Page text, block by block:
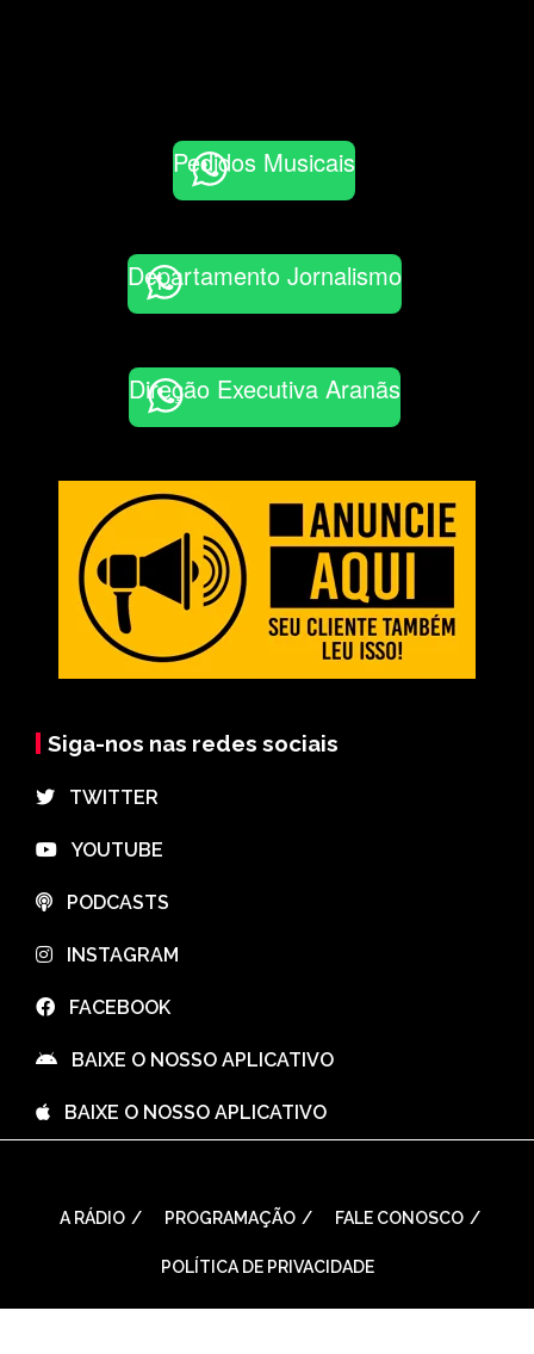
Pedidos Musicais
Departamento Jornalismo
Direção Executiva Aranãs
Siga-nos nas redes sociais
⠀TWITTER
⠀YOUTUBE
⠀PODCASTS
⠀INSTAGRAM
⠀FACEBOOK
⠀BAIXE O NOSSO APLICATIVO
⠀BAIXE O NOSSO APLICATIVO
A RÁDIO PROGRAMAÇÃO FALE CONOSCO
POLÍTICA DE PRIVACIDADE